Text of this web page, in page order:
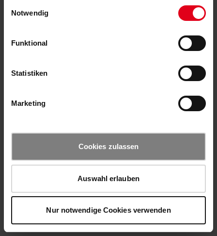
Notwendig
Funktional
Statistiken
Marketing
Cookies zulassen
Auswahl erlauben
Nur notwendige Cookies verwenden